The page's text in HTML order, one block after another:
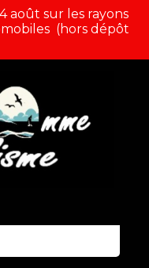
août sur les rayons
(hors dépôt